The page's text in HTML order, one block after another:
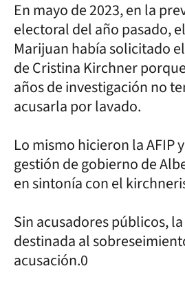
En mayo de 2023, en la
electoral del año pasado,
Marijuan había solicitado
de Cristina Kirchner
años de investigación no
acusarla por lavado.
Lo mismo hicieron la AFIP
gestión de gobierno de
en sintonía con el
Sin acusadores públicos,
destinada al
acusación.0